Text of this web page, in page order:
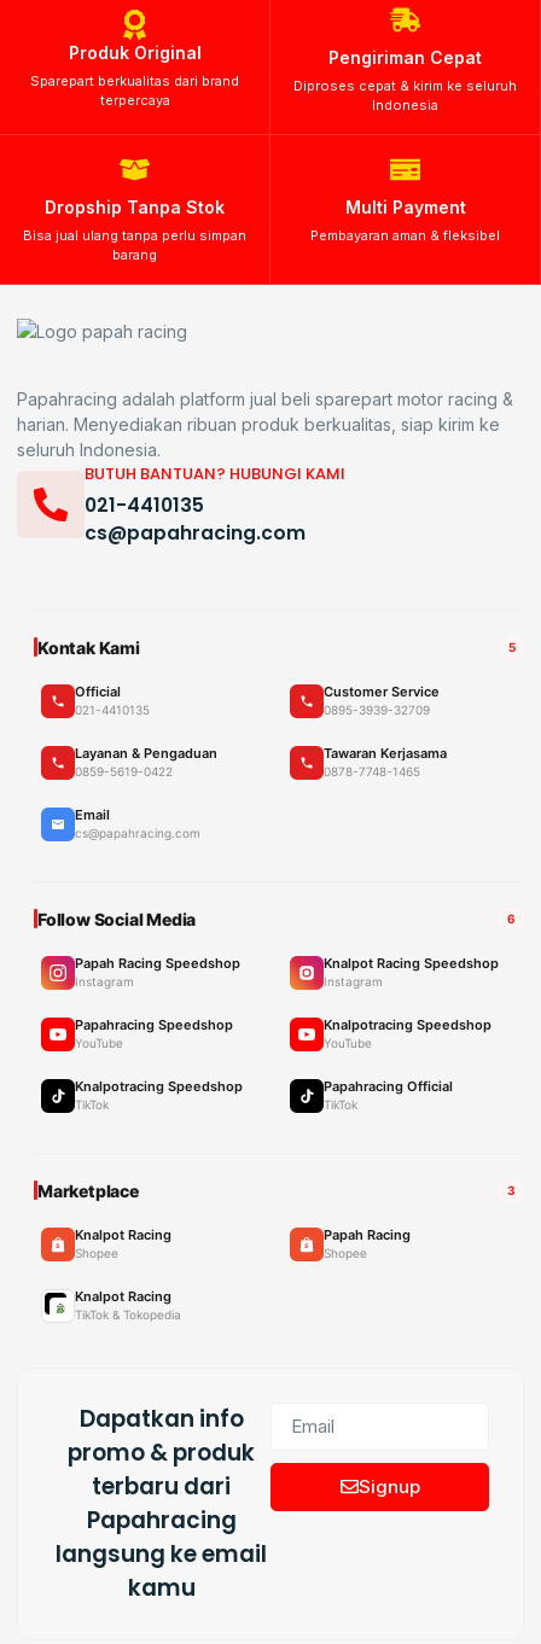
Produk Original
Sparepart berkualitas dari brand
terpercaya
Pengiriman Cepat
Diproses cepat & kirim ke seluruh
Indonesia
Dropship Tanpa Stok
Bisa jual ulang tanpa perlu simpan
barang
Multi Payment
Pembayaran aman & fleksibel
Papahracing adalah platform jual beli sparepart motor racing &
harian. Menyediakan ribuan produk berkualitas, siap kirim ke
seluruh Indonesia.
BUTUH BANTUAN? HUBUNGI KAMI
021-4410135
cs@papahracing.com
Kontak Kami 5
Official
021-4410135
Customer Service
0895-3939-32709
Layanan & Pengaduan
0859-5619-0422
Tawaran Kerjasama
0878-7748-1465
Email
cs@papahracing.com
Follow Social Media 6
Papah Racing Speedshop
Instagram
Knalpot Racing Speedshop
Instagram
Papahracing Speedshop
YouTube
Knalpotracing Speedshop
YouTube
Knalpotracing Speedshop
TikTok
Papahracing Official
TikTok
Marketplace 3
Knalpot Racing
Shopee
Papah Racing
Shopee
Knalpot Racing
TikTok & Tokopedia
Dapatkan info
promo & produk
terbaru dari
Papahracing
langsung ke email
kamu
Signup